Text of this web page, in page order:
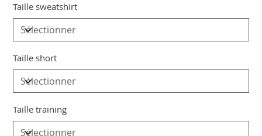
Taille sweatshirt
Taille short
Taille training